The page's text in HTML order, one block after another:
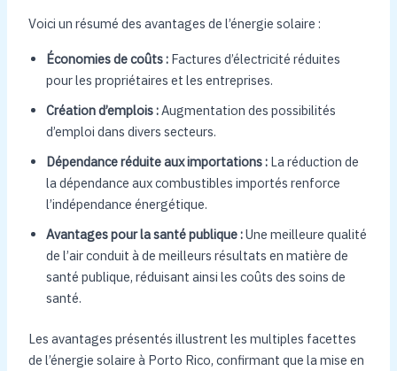
Voici un résumé des avantages de l’énergie solaire :
Économies de coûts :Factures d’électricité réduites
pour les propriétaires et les entreprises.
Création d’emplois :Augmentation des possibilités
d’emploi dans divers secteurs.
Dépendance réduite aux importations :La réduction de
la dépendance aux combustibles importés renforce
l’indépendance énergétique.
Avantages pour la santé publique :Une meilleure qualité
de l’air conduit à de meilleurs résultats en matière de
santé publique, réduisant ainsi les coûts des soins de
santé.
Les avantages présentés illustrent les multiples facettes
de l’énergie solaire à Porto Rico, confirmant que la mise en